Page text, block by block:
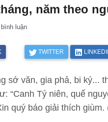
năm theo
luận
TWITTER
sớ văn, gia phả, bi ký...
“Canh Tý niên, quế
quý báo giải thích giùm.